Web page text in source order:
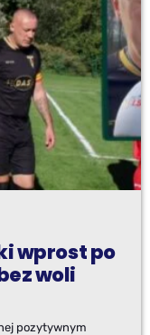
wprost po
woli
pozytywnym